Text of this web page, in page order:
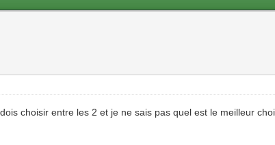
choisir entre les 2 et je ne sais pas quel est le meilleur